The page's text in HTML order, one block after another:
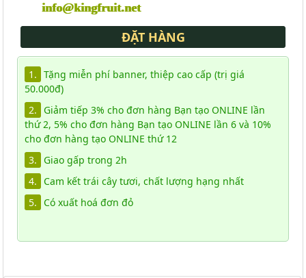
info@kingfruit.net
ĐẶT HÀNG
1. Tặng miễn phí banner, thiệp cao cấp (trị giá
50.000đ)
2.
Giảm tiếp 3% cho đơn hàng Bạn tạo ONLINE lần
thứ 2, 5% cho đơn hàng Bạn tạo ONLINE lần 6 và 10%
cho đơn hàng tạo ONLINE thứ 12
3.
Giao gấp trong 2h
4.
Cam kết trái cây tươi, chất lượng hạng nhất
5.
Có xuất hoá đơn đỏ